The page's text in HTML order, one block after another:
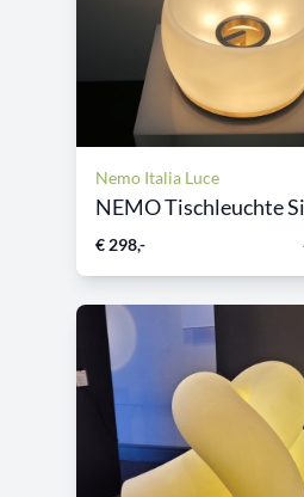
Nemo Italia Luce
NEMO Tischleuchte
€ 298,-